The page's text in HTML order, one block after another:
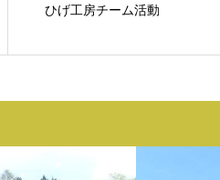
ひげ工房チーム活動